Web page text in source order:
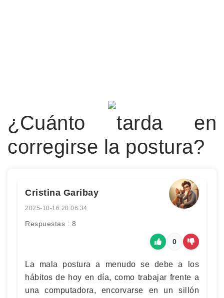
¿Cuánto tarda en
corregirse la postura?
Cristina Garibay
2025-10-16 20:06:34
Respuestas : 8
0
La mala postura a menudo se debe a los
hábitos de hoy en día, como trabajar frente a
una computadora, encorvarse en un sillón